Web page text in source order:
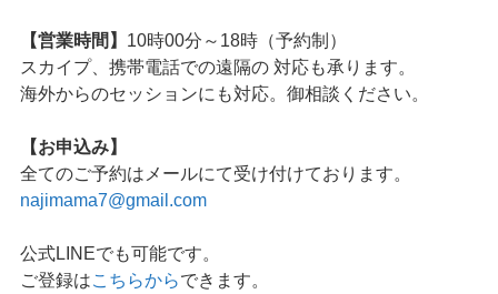
【営業時間】 10時00分～18時（予約制）
スカイプ、携帯電話での遠隔の 対応も承ります。
海外からのセッションにも対応。御相談ください。
【お申込み】
全てのご予約はメールにて受け付けております。
najimama7@gmail.com
公式LINEでも可能です。
ご登録はこちらからできます。